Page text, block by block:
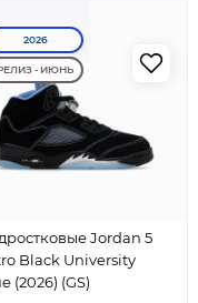
2026
- ИЮНЬ
Jordan 5
Black University
(2026) (GS)